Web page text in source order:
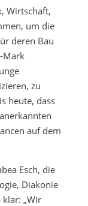
Wirtschaft,
um die
deren Bau
Mark
zu
heute, dass
auf dem
Esch, die
Diakonie
„Wir